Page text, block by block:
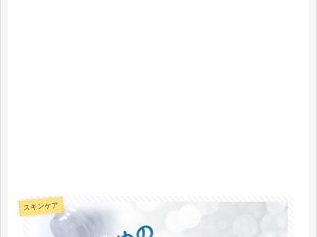
スキンケア